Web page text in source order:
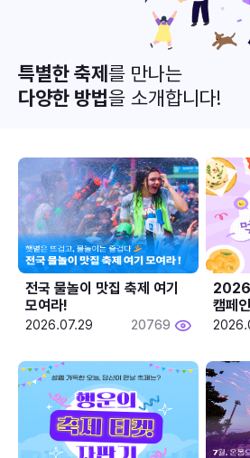
특별한 축제를 만나는
다양한 방법을 소개합니다!
전국 물놀이 맛집 축제 여기
모여라!
2026.07.29 20769
2026
캠페인